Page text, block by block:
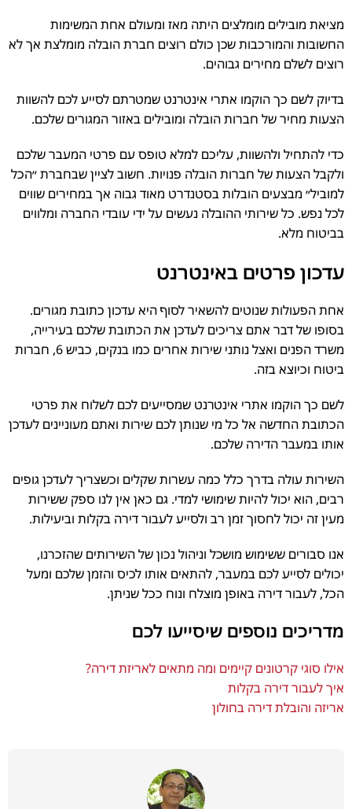
מציאת מובילים מומלצים היתה מאז ומעולם אחת המשימות
החשובות והמורכבות שכן כולם רוצים חברת הובלה מומלצת אך לא
רוצים לשלם מחירים גבוהים.
בדיוק לשם כך הוקמו אתרי אינטרנט שמטרתם לסייע לכם להשוות
הצעות מחיר של חברות הובלה ומובילים באזור המגורים שלכם.
כדי להתחיל ולהשוות, עליכם למלא טופס עם פרטי המעבר שלכם
ולקבל הצעות של חברות הובלה פנויות. חשוב לציין שבחברת ״הכל
למוביל״ מבצעים הובלות בסטנדרט מאוד גבוה אך במחירים שווים
לכל נפש. כל שירותי ההובלה נעשים על ידי עובדי החברה ומלווים
בביטוח מלא.
עדכון פרטים באינטרנט
אחת הפעולות שנוטים להשאיר לסוף היא עדכון כתובת מגורים.
בסופו של דבר אתם צריכים לעדכן את הכתובת שלכם בעירייה,
משרד הפנים ואצל נותני שירות אחרים כמו בנקים, כביש 6, חברות
ביטוח וכיוצא בזה.
לשם כך הוקמו אתרי אינטרנט שמסייעים לכם לשלוח את פרטי
הכתובת החדשה אל כל מי שנותן לכם שירות ואתם מעוניינים לעדכן
אותו במעבר הדירה שלכם.
השירות עולה בדרך כלל כמה עשרות שקלים וכשצריך לעדכן גופים
רבים, הוא יכול להיות שימושי למדי. גם כאן אין לנו ספק ששירות
מעין זה יכול לחסוך זמן רב ולסייע לעבור דירה בקלות וביעילות.
אנו סבורים ששימוש מושכל וניהול נכון של השירותים שהזכרנו,
יכולים לסייע לכם במעבר, להתאים אותו לכיס והזמן שלכם ומעל
הכל, לעבור דירה באופן מוצלח ונוח ככל שניתן.
מדריכים נוספים שיסייעו לכם
אילו סוגי קרטונים קיימים ומה מתאים לאריזת דירה?
איך לעבור דירה בקלות
אריזה והובלת דירה בחולון